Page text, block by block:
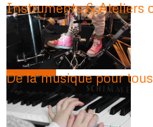
Instruments & Ateliers
De la musique pour tous